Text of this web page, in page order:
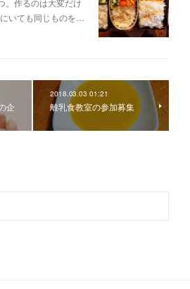
。作るのは大変だけ
いても同じものを…
企
2018.03.03 01:21
離乳食教室の参加募集